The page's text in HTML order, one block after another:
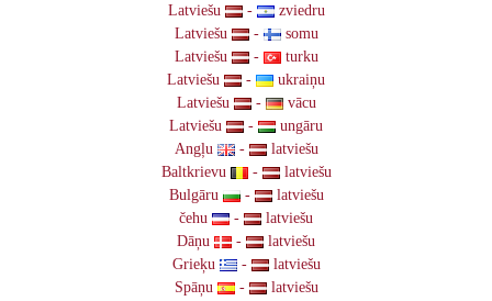
Latviešu
-
zviedru
Latviešu
-
somu
Latviešu
-
turku
Latviešu
-
ukraiņu
Latviešu
-
vācu
Latviešu
-
ungāru
Angļu
-
latviešu
Baltkrievu
-
latviešu
Bulgāru
-
latviešu
čehu
-
latviešu
Dāņu
-
latviešu
Grieķu
-
latviešu
Spāņu
-
latviešu